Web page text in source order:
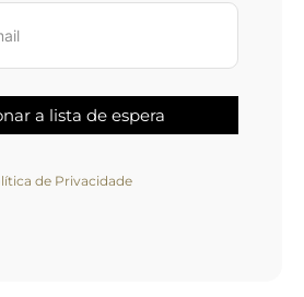
de Privacidade